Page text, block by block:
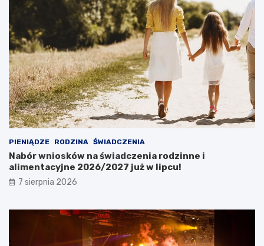
PIENIĄDZE RODZINA ŚWIADCZENIA
Nabór wniosków na świadczenia rodzinne i
alimentacyjne 2026/2027 już w lipcu!
7 sierpnia 2026